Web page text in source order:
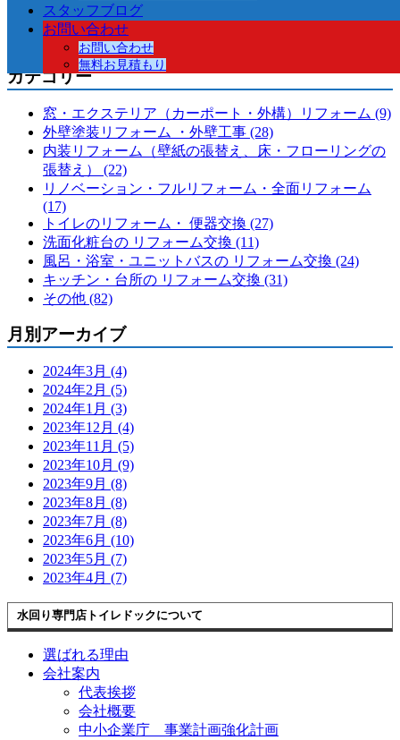
スタッフブログ
お問い合わせ
お問い合わせ
無料お見積もり
デメリットについて
オール電化リフォームって実際どうなの？お得な
キャンペーンあり？
カテゴリー
窓・エクステリア（カーポート・外構）リフォーム (9)
外壁塗装リフォーム ・外壁工事 (28)
内装リフォーム（壁紙の張替え、床・フローリングの
張替え） (22)
リノベーション・フルリフォーム・全面リフォーム
(17)
トイレのリフォーム・ 便器交換 (27)
洗面化粧台の リフォーム交換 (11)
風呂・浴室・ユニットバスの リフォーム交換 (24)
キッチン・台所の リフォーム交換 (31)
その他 (82)
月別アーカイブ
2024年3月 (4)
2024年2月 (5)
2024年1月 (3)
2023年12月 (4)
2023年11月 (5)
2023年10月 (9)
2023年9月 (8)
2023年8月 (8)
2023年7月 (8)
2023年6月 (10)
2023年5月 (7)
2023年4月 (7)
水回り専門店トイレドックについて
選ばれる理由
会社案内
代表挨拶
会社概要
中小企業庁 事業計画強化計画